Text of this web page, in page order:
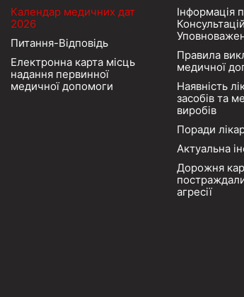
Календар медичних дат
2026
Питання-Відповідь
Електронна карта місць
надання первинної
медичної допомоги
Інформація
Правила
медичної
Наявність
засобів та
виробів
Поради
Актуальна
Дорожня
агресії